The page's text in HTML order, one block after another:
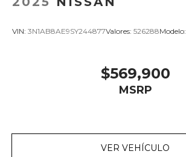
VIN: 3N1AB8AE9SY244877Valores: 526288Modelo:
$569,900
MSRP
VER VEHÍCULO